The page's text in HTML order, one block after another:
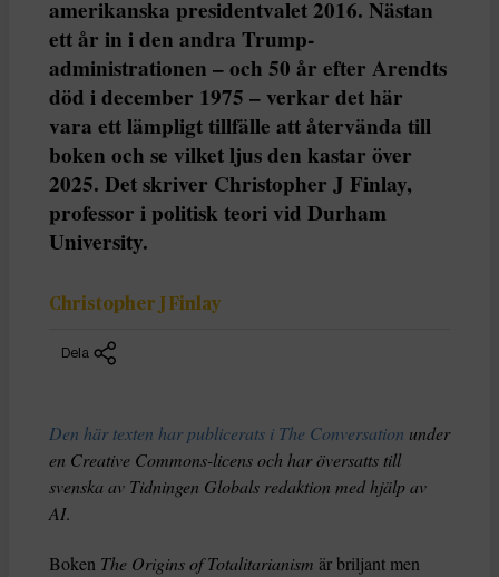
amerikanska presidentvalet 2016. Nästan
ett år in i den andra Trump-
administrationen – och 50 år efter Arendts
död i december 1975 – verkar det här
vara ett lämpligt tillfälle att återvända till
boken och se vilket ljus den kastar över
2025. Det skriver Christopher J Finlay,
professor i politisk teori vid Durham
University.
Christopher J Finlay
Dela
Den här texten har publicerats i The Conversation under
en Creative Commons-licens och har översatts till
svenska av Tidningen Globals redaktion med hjälp av
AI.
Boken The Origins of Totalitarianism är briljant men